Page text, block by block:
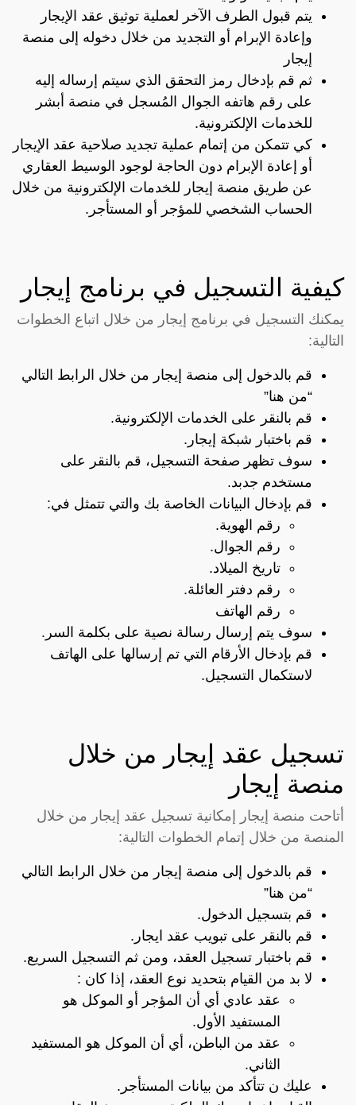
يتم قبول الطرف الآخر لعملية توثيق عقد الإيجار
وإعادة الإبرام أو التجديد من خلال دخوله إلى منصة
إيجار
ثم قم بإدخال رمز التحقق الذي سيتم إرساله إليه
على رقم هاتفه الجوال المُسجل في منصة أبشر
للخدمات الإلكترونية.
كي تتمكن من إتمام عملية تجديد صلاحية عقد الإيجار
أو إعادة الإبرام دون الحاجة لوجود الوسيط العقاري
عن طريق منصة إيجار للخدمات الإلكترونية من خلال
الحساب الشخصي للمؤجر أو المستأجر.
كيفية التسجيل في برنامج إيجار
يمكنك التسجيل في برنامج إيجار من خلال اتباع الخطوات
التالية:
قم بالدخول إلى منصة إيجار من خلال الرابط التالي
“من هنا”
قم بالنقر على الخدمات الإلكترونية.
قم باختبار شبكة إيجار.
سوف تظهر صفحة التسجيل، قم بالنقر على
مستخدم جدبد.
قم بإدخال البيانات الخاصة بك والتي تتمثل في:
رقم الهوية.
رقم الجوال.
تاريخ الميلاد.
رقم دفتر العائلة.
رقم الهاتف
سوف يتم إرسال رسالة نصية على بكلمة السر.
قم بإدخال الأرقام التي تم إرسالها على الهاتف
لاستكمال التسجيل.
تسجيل عقد إيجار من خلال
منصة إيجار
أتاحت منصة إيجار إمكانية تسجيل عقد إيجار من خلال
المنصة من خلال إتمام الخطوات التالية:
قم بالدخول إلى منصة إيجار من خلال الرابط التالي
“من هنا”
قم بتسجيل الدخول.
قم بالنقر على تبويب عقد ايجار.
قم باختبار تسجيل العقد، ومن ثم التسجيل السريع.
لا بد من القيام بتحديد نوع العقد، إذا كان :
عقد عادي أي أن المؤجر أو الموكل هو
المستفيد الأول.
عقد من الباطن، أي أن الموكل هو المستفيد
الثاني.
عليك ن تتأكد من بيانات المستأجر.